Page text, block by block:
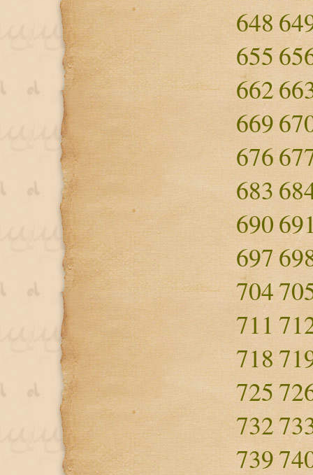
648
655
662
669
676
683
690
697
704
711
718
725
732
739